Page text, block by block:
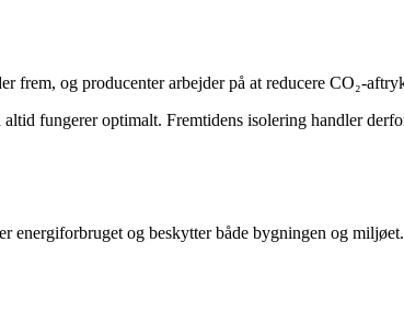
og producenter arbejder på at reducere CO₂-
fungerer optimalt. Fremtidens isolering handler
energiforbruget og beskytter både bygningen og